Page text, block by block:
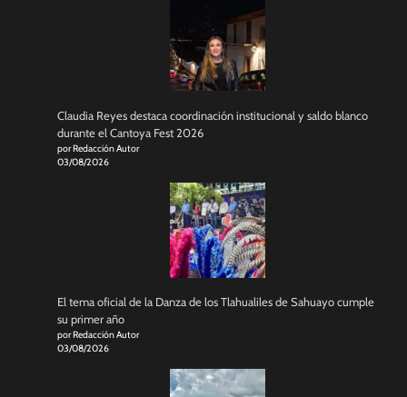
Claudia Reyes destaca coordinación institucional y saldo blanco
durante el Cantoya Fest 2026
por Redacción Autor
03/08/2026
El tema oficial de la Danza de los Tlahualiles de Sahuayo cumple
su primer año
por Redacción Autor
03/08/2026